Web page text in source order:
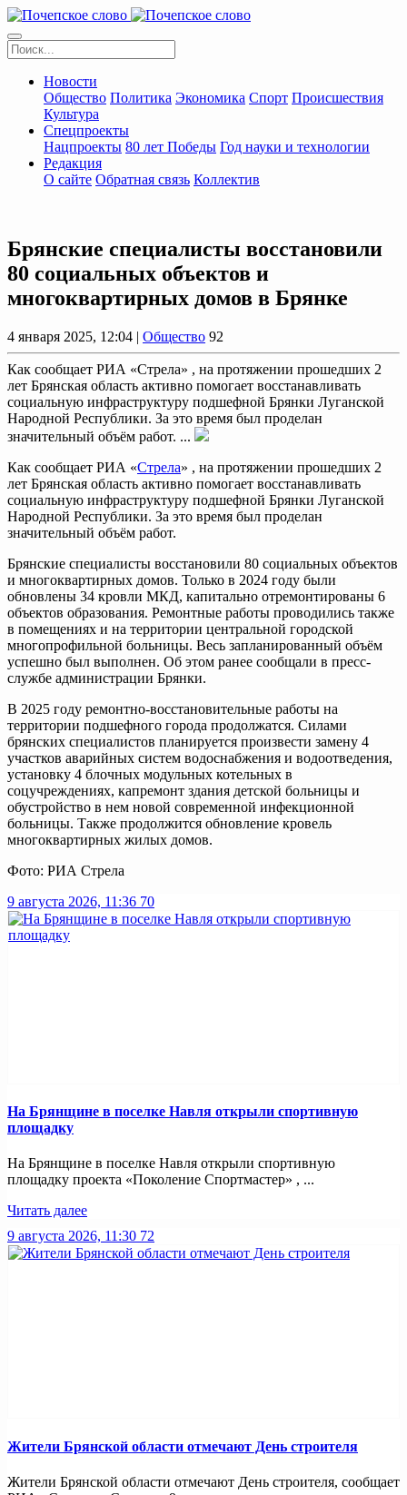
Новости
Общество Политика Экономика Спорт Происшествия
Культура
Спецпроекты
Нацпроекты 80 лет Победы Год науки и технологии
Редакция
О сайте Обратная связь Коллектив
Брянские специалисты восстановили
80 социальных объектов и
многоквартирных домов в Брянке
4 января 2025, 12:04 | Общество 92
Как сообщает РИА «Стрела» , на протяжении прошедших 2
лет Брянская область активно помогает восстанавливать
социальную инфраструктуру подшефной Брянки Луганской
Народной Республики. За это время был проделан
значительный объём работ. ...
Как сообщает РИА «Стрела» , на протяжении прошедших 2
лет Брянская область активно помогает восстанавливать
социальную инфраструктуру подшефной Брянки Луганской
Народной Республики. За это время был проделан
значительный объём работ.
Брянские специалисты восстановили 80 социальных объектов
и многоквартирных домов. Только в 2024 году были
обновлены 34 кровли МКД, капитально отремонтированы 6
объектов образования. Ремонтные работы проводились также
в помещениях и на территории центральной городской
многопрофильной больницы. Весь запланированный объём
успешно был выполнен. Об этом ранее сообщали в пресс-
службе администрации Брянки.
В 2025 году ремонтно-восстановительные работы на
территории подшефного города продолжатся. Силами
брянских специалистов планируется произвести замену 4
участков аварийных систем водоснабжения и водоотведения,
установку 4 блочных модульных котельных в
соцучреждениях, капремонт здания детской больницы и
обустройство в нем новой современной инфекционной
больницы. Также продолжится обновление кровель
многоквартирных жилых домов.
Фото: РИА Стрела
9 августа 2026, 11:36 70
На Брянщине в поселке Навля открыли спортивную
площадку
На Брянщине в поселке Навля открыли спортивную
площадку проекта «Поколение Спортмастер» , ...
Читать далее
9 августа 2026, 11:30 72
Жители Брянской области отмечают День строителя
Жители Брянской области отмечают День строителя, сообщает